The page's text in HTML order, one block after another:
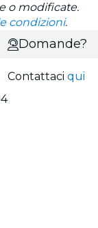
o modificate.
condizioni.
Domande?
Contattaciqui